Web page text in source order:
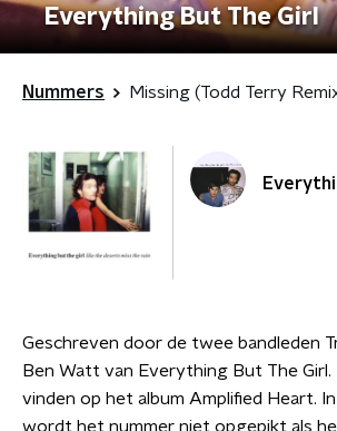
Everything But The Girl
Nummers Missing (Todd Terry
Geschreven door de twee bandleden
Ben Watt van Everything But The Girl.
vinden op het album Amplified Heart.
wordt het nummer niet opgepikt als